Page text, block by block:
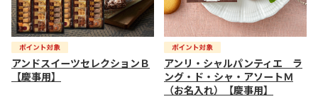
アンドスイーツセレクションＢ
【慶事用】
アンリ・シャルパンティエ ラ
ング・ド・シャ・アソートＭ
（お名入れ）【慶事用】